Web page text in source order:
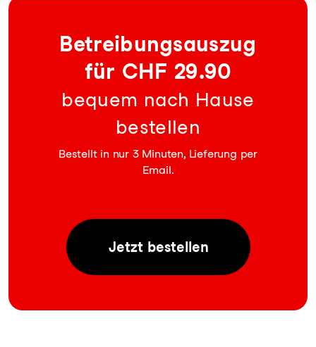
Be­trei­bungs­aus­zug
für CHF 29.90
bequem nach Hause
bestellen
Bestellt in nur 3 Minuten, Lieferung per
Email.
Jetztbestellen